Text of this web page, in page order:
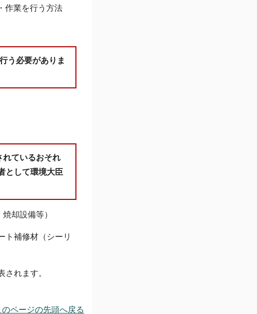
作業を行う方法
う必要がありま
れているおそれ
として環境大臣
却設備等）
ト補修材（シーリ
れます。
のページの先頭へ戻る